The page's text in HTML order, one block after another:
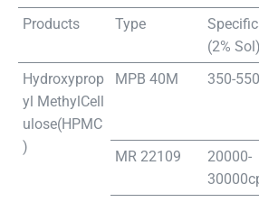
Products Type
(2% Sol)
Hydroxyprop
yl MethylCell
ulose(HPMC
)
MPB 40M 350-
MR 22109
20000-